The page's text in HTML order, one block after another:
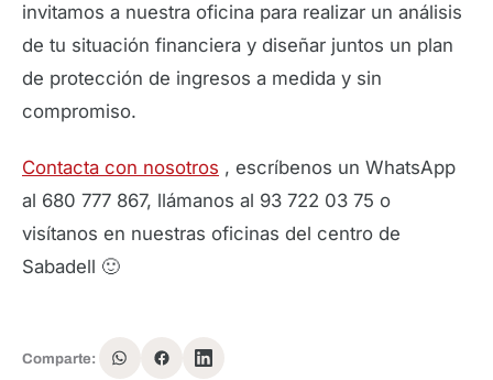
invitamos a nuestra oficina para realizar un análisis
de tu situación financiera y diseñar juntos un plan
de protección de ingresos a medida y sin
compromiso.
Contacta con nosotros , escríbenos un WhatsApp
al 680 777 867, llámanos al 93 722 03 75 o
visítanos en nuestras oficinas del centro de
Sabadell 🙂
Comparte: